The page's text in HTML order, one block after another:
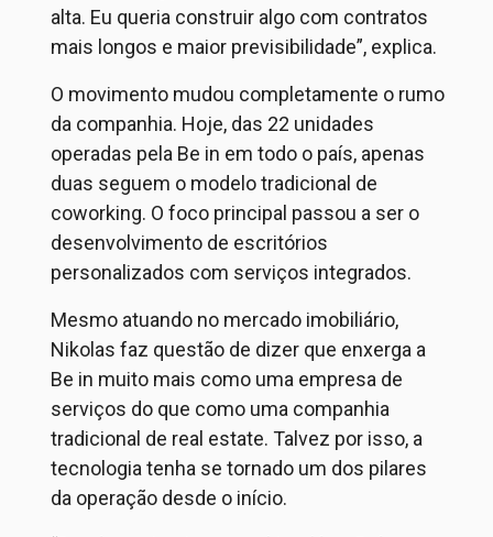
alta. Eu queria construir algo com contratos
mais longos e maior previsibilidade”, explica.
O movimento mudou completamente o rumo
da companhia. Hoje, das 22 unidades
operadas pela Be in em todo o país, apenas
duas seguem o modelo tradicional de
coworking. O foco principal passou a ser o
desenvolvimento de escritórios
personalizados com serviços integrados.
Mesmo atuando no mercado imobiliário,
Nikolas faz questão de dizer que enxerga a
Be in muito mais como uma empresa de
serviços do que como uma companhia
tradicional de real estate. Talvez por isso, a
tecnologia tenha se tornado um dos pilares
da operação desde o início.